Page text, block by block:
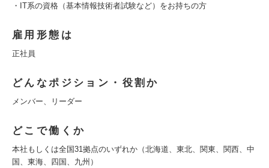
・IT系の資格（基本情報技術者試験など）をお持ちの方
雇用形態は
正社員
どんなポジション・役割か
メンバー、リーダー
どこで働くか
本社もしくは全国31拠点のいずれか（北海道、東北、関東、関西、中
国、東海、四国、九州）